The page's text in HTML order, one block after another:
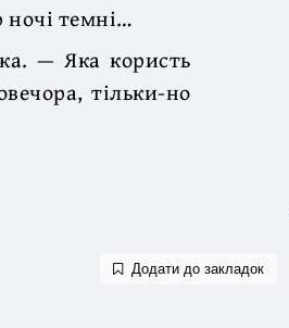
ночі темні…
— Яка користь
тільки-но
Додати до закладок